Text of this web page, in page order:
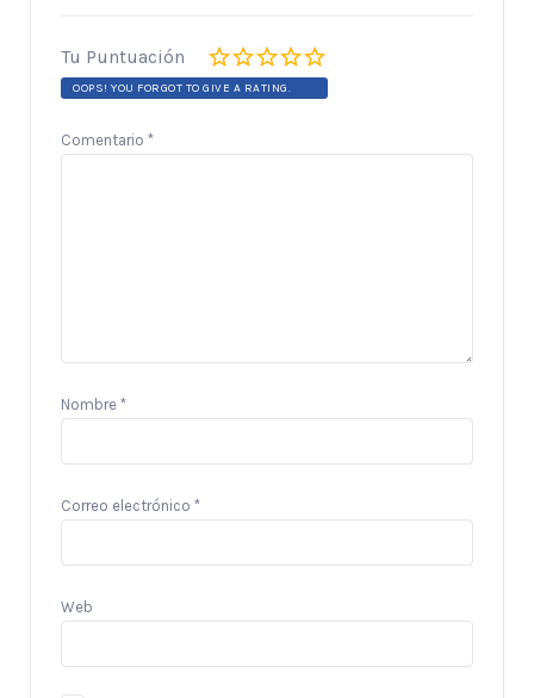
Tu Puntuación
OOPS! YOU FORGOT TO GIVE A RATING.
Comentario *
Nombre *
Correo electrónico *
Web